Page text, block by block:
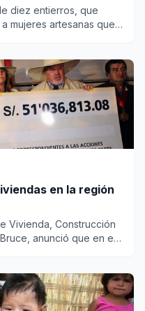
diez entierros, que
mujeres artesanas que
en la región
Vivienda, Construcción
anunció que en el